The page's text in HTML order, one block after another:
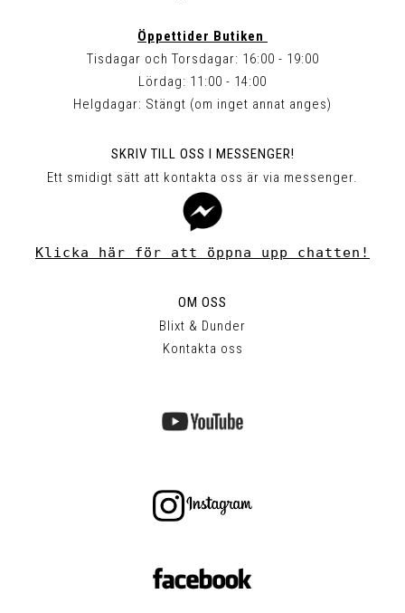
Öppettider Butiken
Tisdagar och Torsdagar: 16:00 - 19:00
Lördag: 11:00 - 14:00
Helgdagar: Stängt (om inget annat anges)
SKRIV TILL OSS I MESSENGER!
Ett smidigt sätt att kontakta oss är via messenger.
Klicka här för att öppna upp chatten!
OM OSS
Blixt & Dunder
Kontakta oss